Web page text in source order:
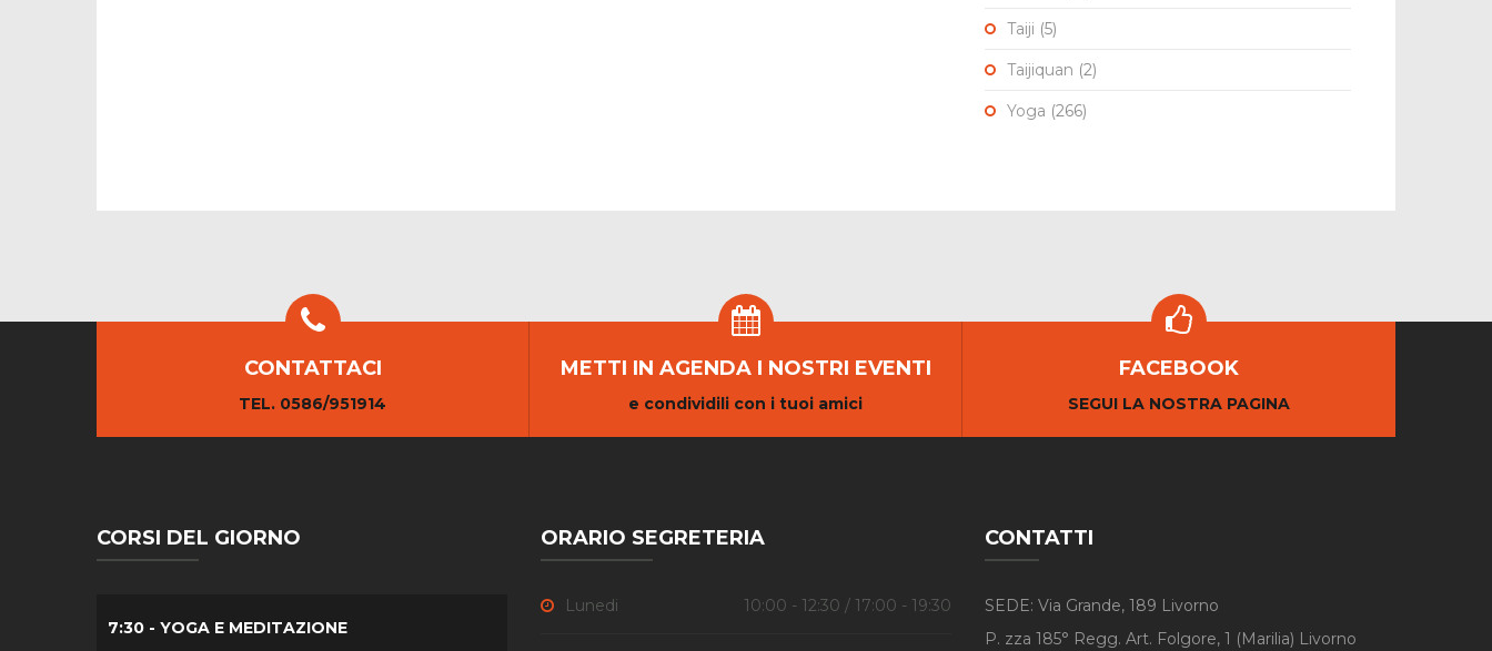
Taiji (5)
Taijiquan (2)
Yoga (266)
CONTATTACI
TEL. 0586/951914
METTI IN AGENDA I NOSTRI EVENTI
e condividili con i tuoi amici
FACEBOOK
SEGUI LA NOSTRA PAGINA
CORSI DEL GIORNO
7:30 - YOGA E MEDITAZIONE
ORARIO SEGRETERIA
Lunedi 10:00 - 12:30 / 17:00 - 19:30
CONTATTI
SEDE: Via Grande, 189 Livorno
P. zza 185° Regg. Art. Folgore, 1 (Marilia) Livorno